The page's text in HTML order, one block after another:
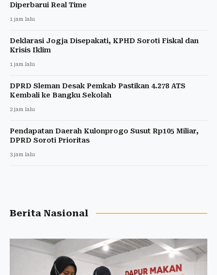
Diperbarui Real Time
1 jam lalu
Deklarasi Jogja Disepakati, KPHD Soroti Fiskal dan
Krisis Iklim
1 jam lalu
DPRD Sleman Desak Pemkab Pastikan 4.278 ATS
Kembali ke Bangku Sekolah
2 jam lalu
Pendapatan Daerah Kulonprogo Susut Rp105 Miliar,
DPRD Soroti Prioritas
3 jam lalu
Berita Nasional